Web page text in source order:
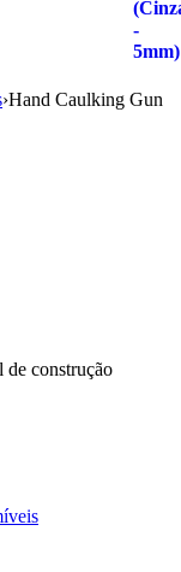
›Hand Caulking Gun
de construção